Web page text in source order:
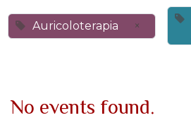
Auricoloterapia ×
No events found.